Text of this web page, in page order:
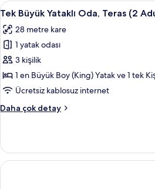
Tek
Büyük
Yataklı
Oda,
Teras
(2
Adults
1
tüm
fotoğrafları
4
Tek Büyük Yataklı Oda, Teras (2
28 metre kare
1 yatak odası
3 kişilik
1 en Büyük Boy (King) Yatak ve 1 tek
Ücretsiz kablosuz internet
Daha çok detay
Tek
Teras
(2
Adults